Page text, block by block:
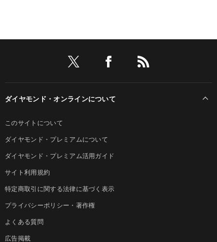
ダイヤモンド・オンラインについて
このサイトについて
ダイヤモンド・プレミアムについて
ダイヤモンド・プレミアム活用ガイド
サイト利用規約
特定商取引に関する法律に基づく表示
プライバシーポリシー・著作権
よくある質問
広告掲載